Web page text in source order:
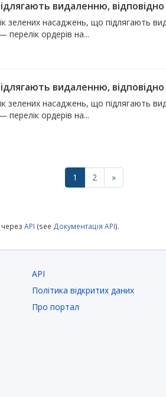
видаленню,
зелених насаджень, що підлягають
ордерів на...
видаленню,
зелених насаджень, що підлягають
ордерів на...
1 2 »
API (see Документація API).
API
Політика відкритих даних
Про портал